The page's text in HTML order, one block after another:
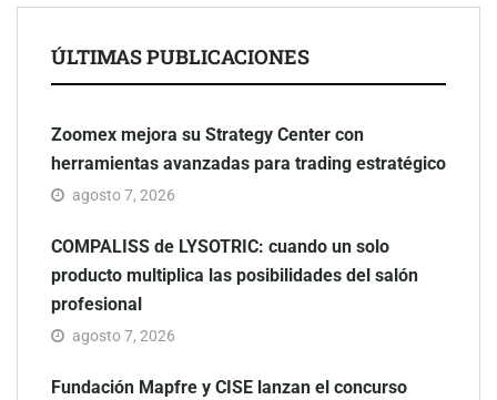
ÚLTIMAS PUBLICACIONES
Zoomex mejora su Strategy Center con
herramientas avanzadas para trading estratégico
agosto 7, 2026
COMPALISS de LYSOTRIC: cuando un solo
producto multiplica las posibilidades del salón
profesional
agosto 7, 2026
Fundación Mapfre y CISE lanzan el concurso